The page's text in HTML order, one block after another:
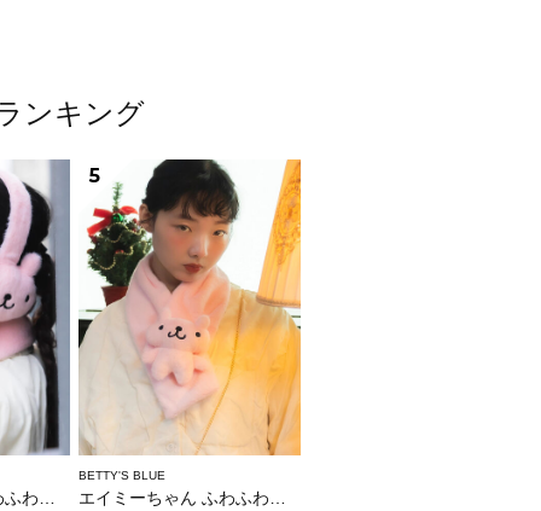
ンキング
マフ
5
BETTY'S BLUE
エイミーちゃん ふわふわティペット